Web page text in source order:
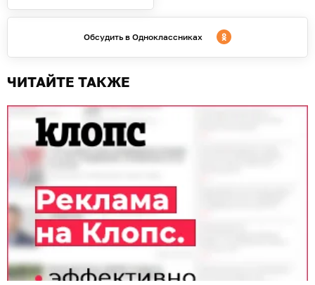
Обсудить в Одноклассниках
ЧИТАЙТЕ ТАКЖЕ